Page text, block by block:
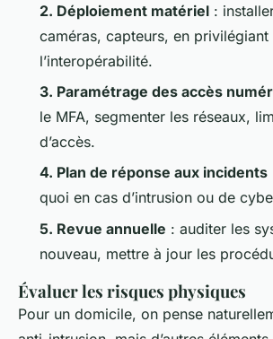
2. Déploiement matériel :
caméras, capteurs, en privilégiant
l’interopérabilité.
3. Paramétrage des accès
le MFA, segmenter les réseaux,
d’accès.
4. Plan de réponse aux incidents
quoi en cas d’intrusion ou de
5. Revue annuelle : auditer les
nouveau, mettre à jour les
Évaluer les risques physiques
Pour un domicile, on pense